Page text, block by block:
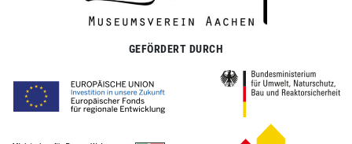
GEFÖRDERT DURCH